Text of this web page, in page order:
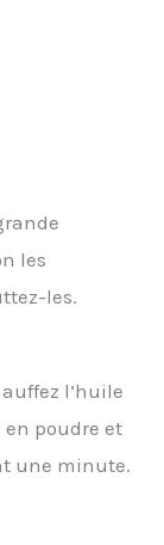
les
les.
l’huile
en poudre et
une minute.